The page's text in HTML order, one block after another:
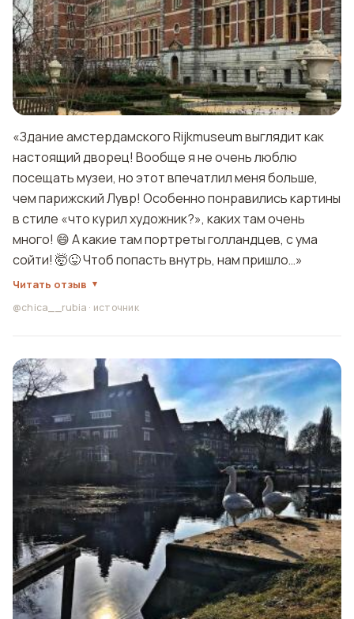
«Здание амстердамского Rijkmuseum выглядит как
настоящий дворец! Вообще я не очень люблю
посещать музеи, но этот впечатлил меня больше,
чем парижский Лувр! Особенно понравились картины
в стиле «что курил художник?», каких там очень
много! 😄 А какие там портреты голландцев, с ума
сойти! 🤯😜 Чтоб попасть внутрь, нам пришло…»
Читать отзыв
@chica__rubia · источник